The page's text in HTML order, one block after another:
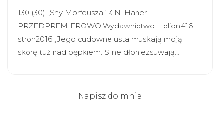
130 (30) „Sny Morfeusza” K.N. Haner –
PRZEDPREMIEROWO!Wydawnictwo Helion416
stron2016 „Jego cudowne usta muskają moją
skórę tuż nad pępkiem. Silne dłoniezsuwają…
Napisz do mnie